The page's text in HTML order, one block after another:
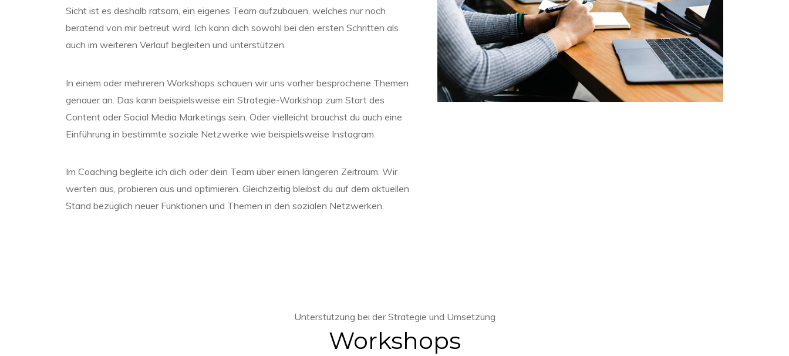
Sicht ist es deshalb ratsam, ein eigenes Team aufzubauen, welches nur noch
beratend von mir betreut wird. Ich kann dich sowohl bei den ersten Schritten als
auch im weiteren Verlauf begleiten und unterstützen.
In einem oder mehreren Workshops schauen wir uns vorher besprochene Themen
genauer an. Das kann beispielsweise ein Strategie-Workshop zum Start des
Content oder Social Media Marketings sein. Oder vielleicht brauchst du auch eine
Einführung in bestimmte soziale Netzwerke wie beispielsweise Instagram.
Im Coaching begleite ich dich oder dein Team über einen längeren Zeitraum. Wir
werten aus, probieren aus und optimieren. Gleichzeitig bleibst du auf dem aktuellen
Stand bezüglich neuer Funktionen und Themen in den sozialen Netzwerken.
Unterstützung bei der Strategie und Umsetzung
Workshops